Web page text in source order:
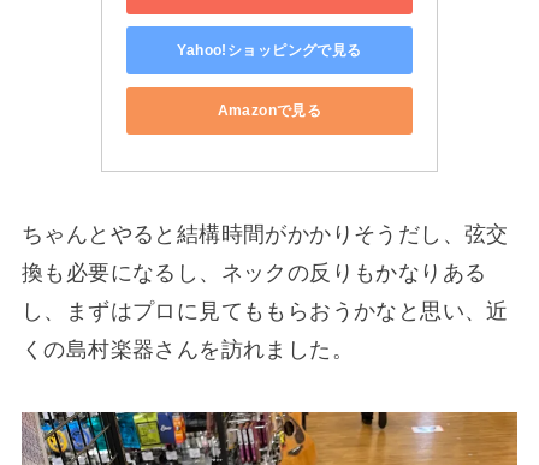
Yahoo!ショッピングで見る
Amazonで見る
ちゃんとやると結構時間がかかりそうだし、弦交
換も必要になるし、ネックの反りもかなりある
し、まずはプロに見てももらおうかなと思い、近
くの島村楽器さんを訪れました。